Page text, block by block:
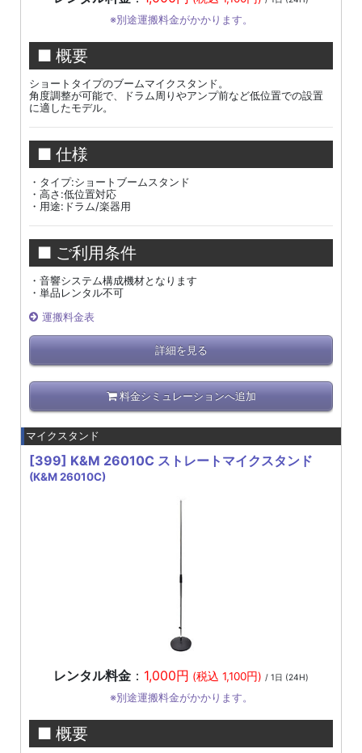
※別途運搬料金がかかります。
■ 概要
ショートタイプのブームマイクスタンド。
角度調整が可能で、ドラム周りやアンプ前など低位置での設置
に適したモデル。
■ 仕様
・タイプ:ショートブームスタンド
・高さ:低位置対応
・用途:ドラム/楽器用
■ ご利用条件
・音響システム構成機材となります
・単品レンタル不可
運搬料金表
詳細を見る
料金シミュレーションへ追加
マイクスタンド
[399] K&M 26010C ストレートマイクスタンド
(K&M 26010C)
レンタル料金 ： 1,000円 (税込 1,100円) / 1日 (24H)
※別途運搬料金がかかります。
■ 概要